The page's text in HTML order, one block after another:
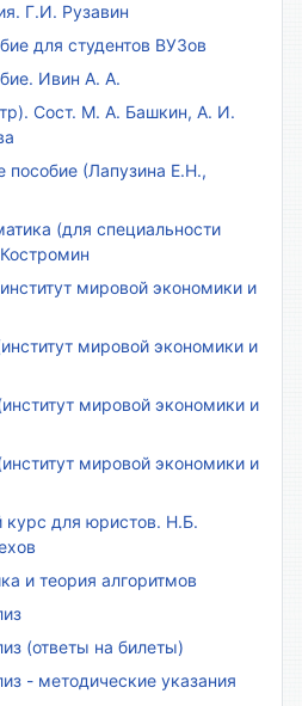
Г.И. Рузавин
для студентов ВУЗов
Ивин А. А.
Сост. М. А. Башкин, А. И.
пособие (Лапузина Е.Н.,
(для специальности
мировой экономики и
мировой экономики и
мировой экономики и
мировой экономики и
курс для юристов. Н.Б.
и теория алгоритмов
(ответы на билеты)
- методические указания